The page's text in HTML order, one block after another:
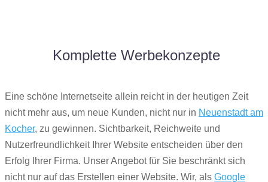
Komplette Werbekonzepte
Eine schöne Internetseite allein reicht in der heutigen Zeit
nicht mehr aus, um neue Kunden, nicht nur in Neuenstadt am
Kocher, zu gewinnen. Sichtbarkeit, Reichweite und
Nutzerfreundlichkeit Ihrer Website entscheiden über den
Erfolg Ihrer Firma. Unser Angebot für Sie beschränkt sich
nicht nur auf das Erstellen einer Website. Wir, als Google